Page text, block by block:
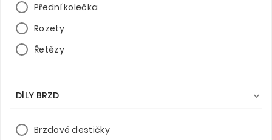
Přední kolečka
Rozety
Řetězy
DÍLY BRZD 
Brzdové destičky